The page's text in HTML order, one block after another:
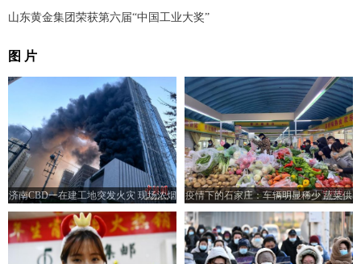
山东黄金集团荣获第六届“中国工业大奖”
图 片
济南CBD一在建工地突发火灾 现场浓烟
滚滚
疫情下的石家庄：车辆明显稀少 蔬菜供
给充足